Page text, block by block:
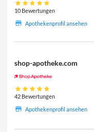
10 Bewertungen
Apothekenprofil ansehen
shop-apotheke.com
42 Bewertungen
Apothekenprofil ansehen